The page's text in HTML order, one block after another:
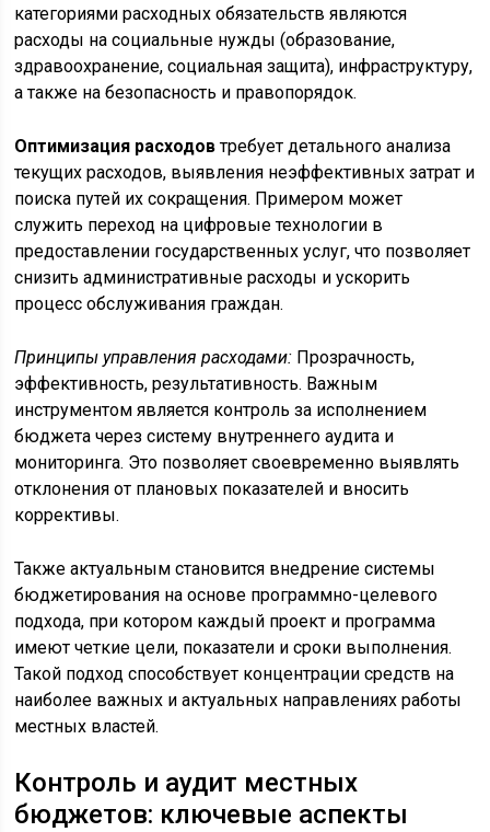
категориями расходных обязательств являются
расходы на социальные нужды (образование,
здравоохранение, социальная защита), инфраструктуру,
а также на безопасность и правопорядок.
Оптимизация расходовтребует детального анализа
текущих расходов, выявления неэффективных затрат и
поиска путей их сокращения. Примером может
служить переход на цифровые технологии в
предоставлении государственных услуг, что позволяет
снизить административные расходы и ускорить
процесс обслуживания граждан.
Принципы управления расходами: Прозрачность,
эффективность, результативность. Важным
инструментом является контроль за исполнением
бюджета через систему внутреннего аудита и
мониторинга. Это позволяет своевременно выявлять
отклонения от плановых показателей и вносить
коррективы.
Также актуальным становится внедрение системы
бюджетирования на основе программно-целевого
подхода, при котором каждый проект и программа
имеют четкие цели, показатели и сроки выполнения.
Такой подход способствует концентрации средств на
наиболее важных и актуальных направлениях работы
местных властей.
Контроль и аудит местных
бюджетов: ключевые аспекты